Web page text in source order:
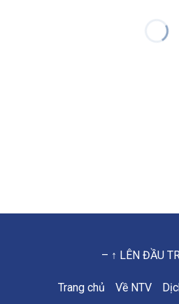
– ↑ LÊN ĐẦU
Trang chủ Về NTV